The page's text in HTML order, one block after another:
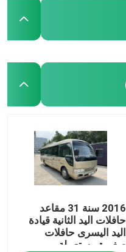
2016 سنة 31 مقاعد
حافلات اليد الثانية قيادة
اليد اليسرى حافلات
صغيرة مستعملة